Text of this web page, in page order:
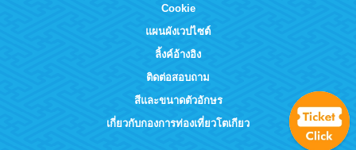
Cookie
แผนผังเวปไซต์
ลิ้งค์อ้างอิง
ติดต่อสอบถาม
สีและขนาดตัวอักษร
เกี่ยวกับกองการท่องเที่ยวโตเกียว